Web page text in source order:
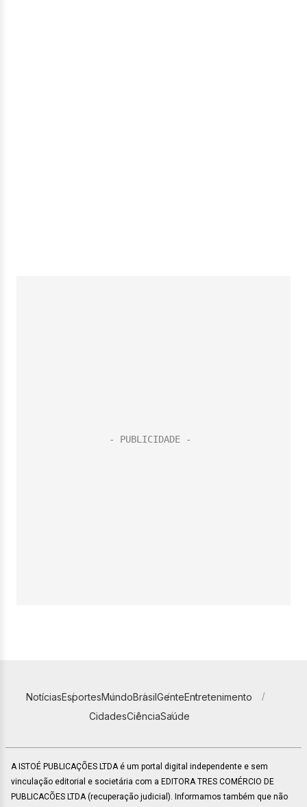
NotíciasEsportesMundoBrasilGenteEntretenimento
CidadesCiênciaSaúde
A ISTOÉ PUBLICAÇÕES LTDA é um portal digital independente e sem
vinculação editorial e societária com a EDITORA TRES COMÉRCIO DE
PUBLICACÕES LTDA (recuperação judicial). Informamos também que não